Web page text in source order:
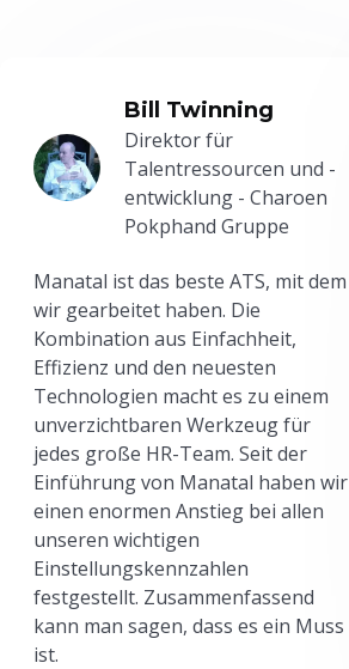
Bill Twinning
Direktor für
Talentressourcen und -
entwicklung - Charoen
Pokphand Gruppe
Manatal ist das beste ATS, mit dem
wir gearbeitet haben. Die
Kombination aus Einfachheit,
Effizienz und den neuesten
Technologien macht es zu einem
unverzichtbaren Werkzeug für
jedes große HR-Team. Seit der
Einführung von Manatal haben wir
einen enormen Anstieg bei allen
unseren wichtigen
Einstellungskennzahlen
festgestellt. Zusammenfassend
kann man sagen, dass es ein Muss
ist.